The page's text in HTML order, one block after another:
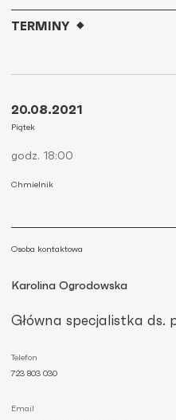
TERMINY
20.08.2021
Piątek
godz. 18:00
Chmielnik
Osoba kontaktowa
Karolina Ogrodowska
Główna specjalistka ds.
Telefon
723 803 030
Email